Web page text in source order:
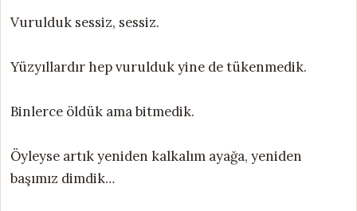
Vurulduk sessiz, sessiz.
Yüzyıllardır hep vurulduk yine de tükenmedik.
Binlerce öldük ama bitmedik.
Öyleyse artık yeniden kalkalım ayağa, yeniden
başımız dimdik…